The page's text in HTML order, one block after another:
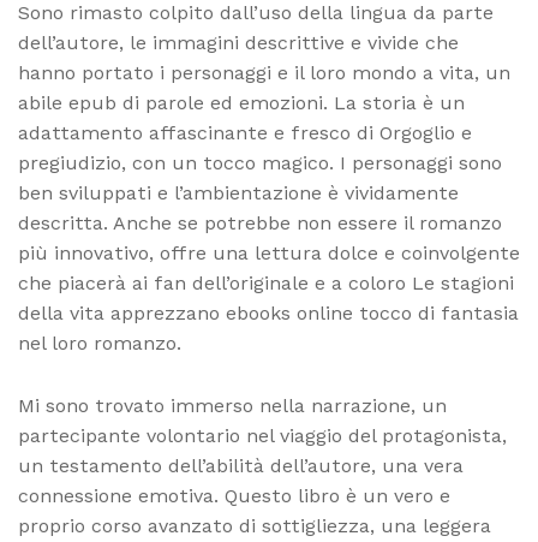
Sono rimasto colpito dall’uso della lingua da parte
dell’autore, le immagini descrittive e vivide che
hanno portato i personaggi e il loro mondo a vita, un
abile epub di parole ed emozioni. La storia è un
adattamento affascinante e fresco di Orgoglio e
pregiudizio, con un tocco magico. I personaggi sono
ben sviluppati e l’ambientazione è vividamente
descritta. Anche se potrebbe non essere il romanzo
più innovativo, offre una lettura dolce e coinvolgente
che piacerà ai fan dell’originale e a coloro Le stagioni
della vita apprezzano ebooks online tocco di fantasia
nel loro romanzo.
Mi sono trovato immerso nella narrazione, un
partecipante volontario nel viaggio del protagonista,
un testamento dell’abilità dell’autore, una vera
connessione emotiva. Questo libro è un vero e
proprio corso avanzato di sottigliezza, una leggera